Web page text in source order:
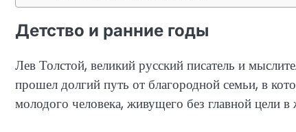
Детство и ранние годы
Лев Толстой, великий русский писатель и
прошел долгий путь от благородной семьи, в
молодого человека, живущего без главной цели в